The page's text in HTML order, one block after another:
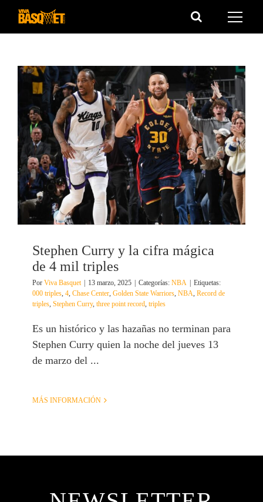
Saltar
Stephen Curry y la cifra mágica
de 4 mil triples
Por Viva Basquet | 13 marzo, 2025 | Categorías: NBA | Etiquetas:
000 triples 4 Chase Center Golden State Warriors NBA Record de
triples Stephen Curry, three point record triples
Es un histórico y las hazañas no terminan para
Stephen Curry quien la noche del jueves 13
de marzo del ...
MÁS INFORMACIÓN